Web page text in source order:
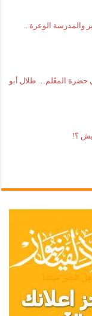
والمدرسة الوعرة ..
حضرة المعّلم… طلال أبو
؟!